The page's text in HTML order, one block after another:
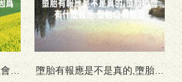
因
墮胎有報應是不是真的,墮胎後